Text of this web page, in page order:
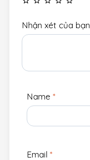
Nhận xét của bạn
Name *
Email *